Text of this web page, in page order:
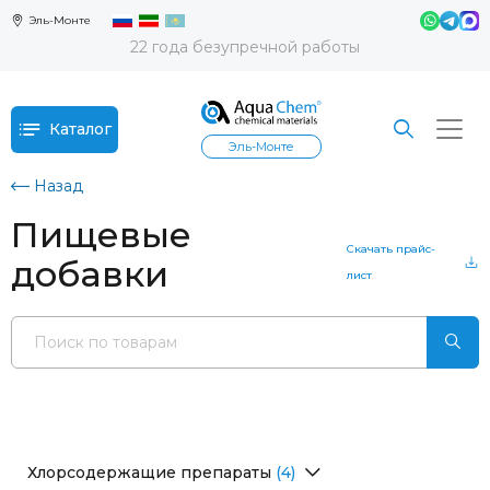
Эль-Монте
22 года безупречной работы
Каталог
Эль-Монте
Назад
Пищевые
добавки
Скачать прайс-
лист
Хлорсодержащие препараты (4)